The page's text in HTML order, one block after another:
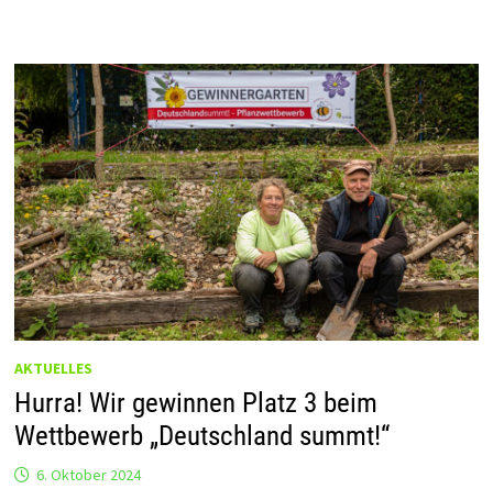
AKTUELLES
Hurra! Wir gewinnen Platz 3 beim
Wettbewerb „Deutschland summt!“
6. Oktober 2024